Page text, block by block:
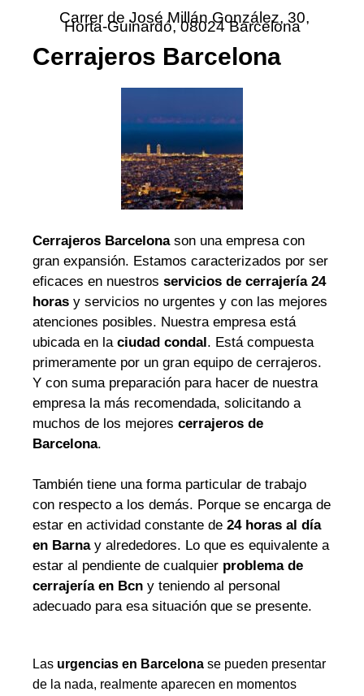
Carrer de José Millán González, 30,
Horta-Guinardó, 08024 Barcelona
Cerrajeros Barcelona
Cerrajeros Barcelonason una empresa con
gran expansión. Estamos caracterizados por ser
eficaces en nuestros servicios de cerrajería 24
horas y servicios no urgentes y con las mejores
atenciones posibles. Nuestra empresa está
ubicada en laciudad condal. Está compuesta
primeramente por un gran equipo de cerrajeros.
Y con suma preparación para hacer de nuestra
empresa la más recomendada, solicitando a
muchos de los mejores cerrajeros de
Barcelona.
También tiene una forma particular de trabajo
con respecto a los demás. Porque se encarga de
estar en actividad constante de 24 horas al día
en Barnay alrededores. Lo que es equivalente a
estar al pendiente de cualquier problema de
cerrajería en Bcn y teniendo al personal
adecuado para esa situación que se presente.
Las urgencias en Barcelona se pueden presentar
de la nada, realmente aparecen en momentos